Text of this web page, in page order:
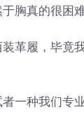
胸真的很困
革履，毕竟
一种我们专